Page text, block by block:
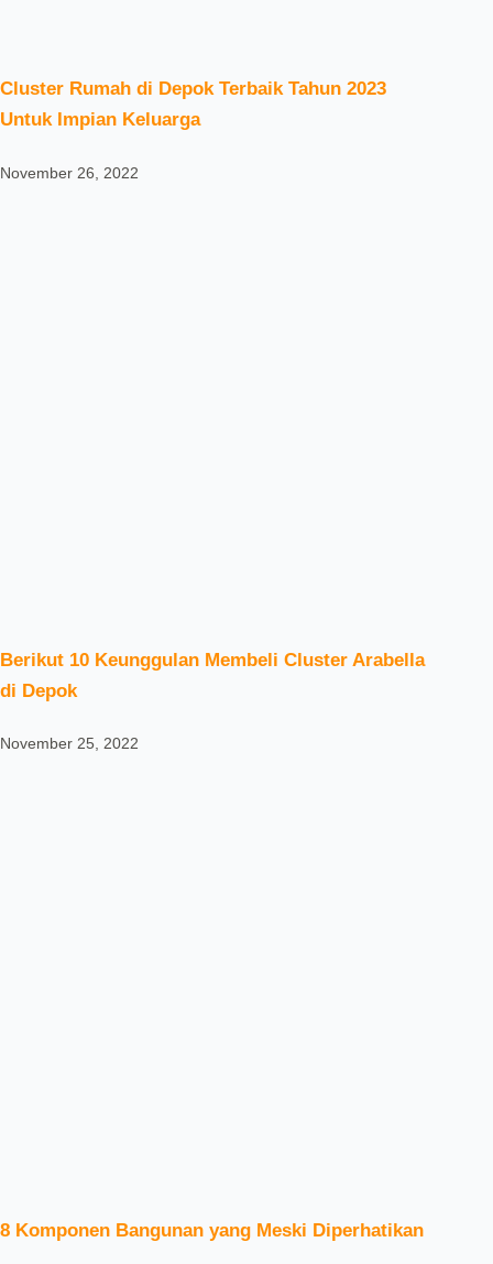
Cluster Rumah di Depok Terbaik Tahun 2023
Untuk Impian Keluarga
November 26, 2022
Berikut 10 Keunggulan Membeli Cluster Arabella
di Depok
November 25, 2022
8 Komponen Bangunan yang Meski Diperhatikan